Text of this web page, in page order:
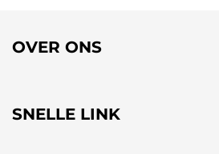
OVER ONS
SNELLE LINK